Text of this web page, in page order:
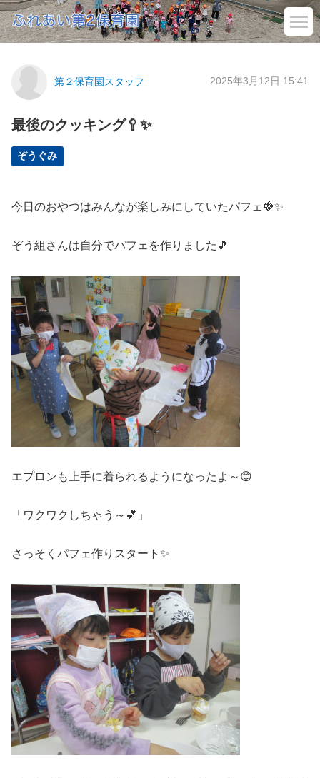
第２保育園スタッフ 2025年3月12日 15:41
最後のクッキング🥄✨
ぞうぐみ
今日のおやつはみんなが楽しみにしていたパフェ🍓✨
ぞう組さんは自分でパフェを作りました🎵
エプロンも上手に着られるようになったよ～😊
「ワクワクしちゃう～💕」
さっそくパフェ作りスタート✨